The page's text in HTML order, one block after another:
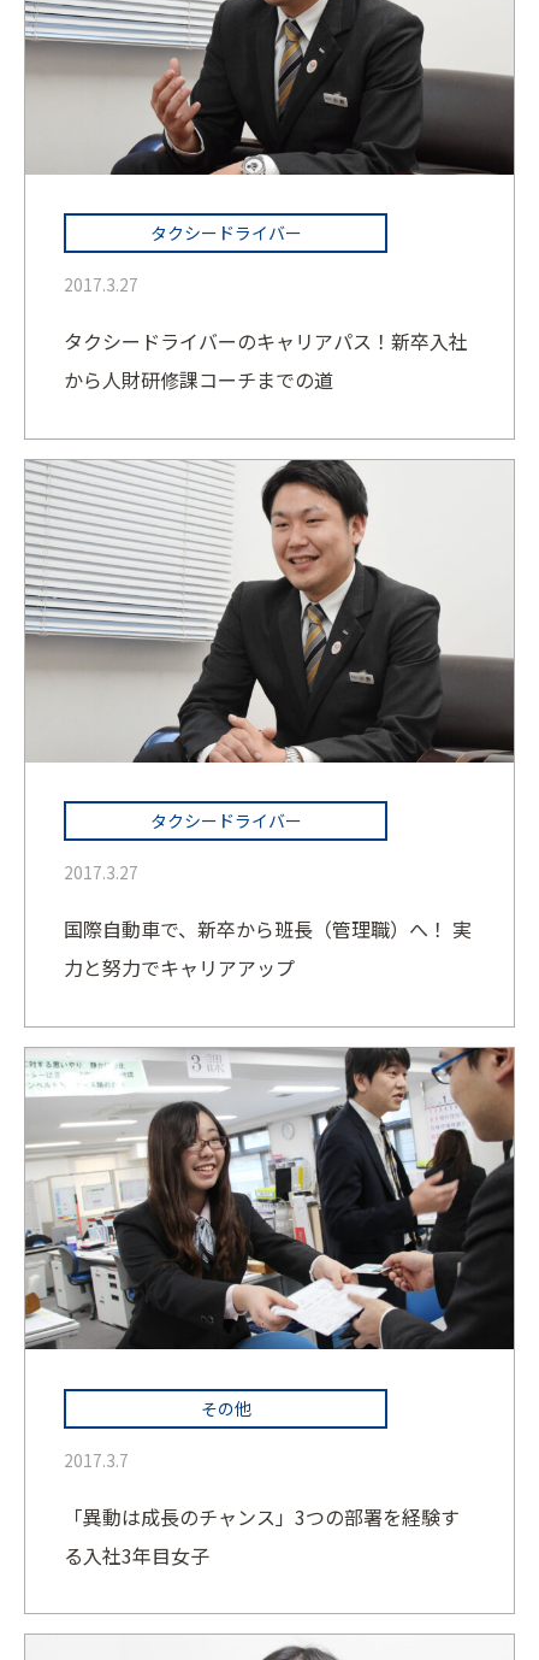
タクシードライバー
2017.3.27
タクシードライバーのキャリアパス！新卒入社
から人財研修課コーチまでの道
タクシードライバー
2017.3.27
国際自動車で、新卒から班長（管理職）へ！ 実
力と努力でキャリアアップ
その他
2017.3.7
「異動は成長のチャンス」3つの部署を経験す
る入社3年目女子